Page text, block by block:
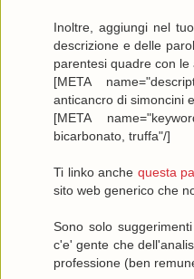
Inoltre, aggiungi nel
descrizione e delle
parentesi quadre con le
[META
anticancro di simoncini
[META
bicarbonato, truffa"/]
Ti linko anche questa
sito web generico che
Sono solo
c'e' gente che
professione (ben